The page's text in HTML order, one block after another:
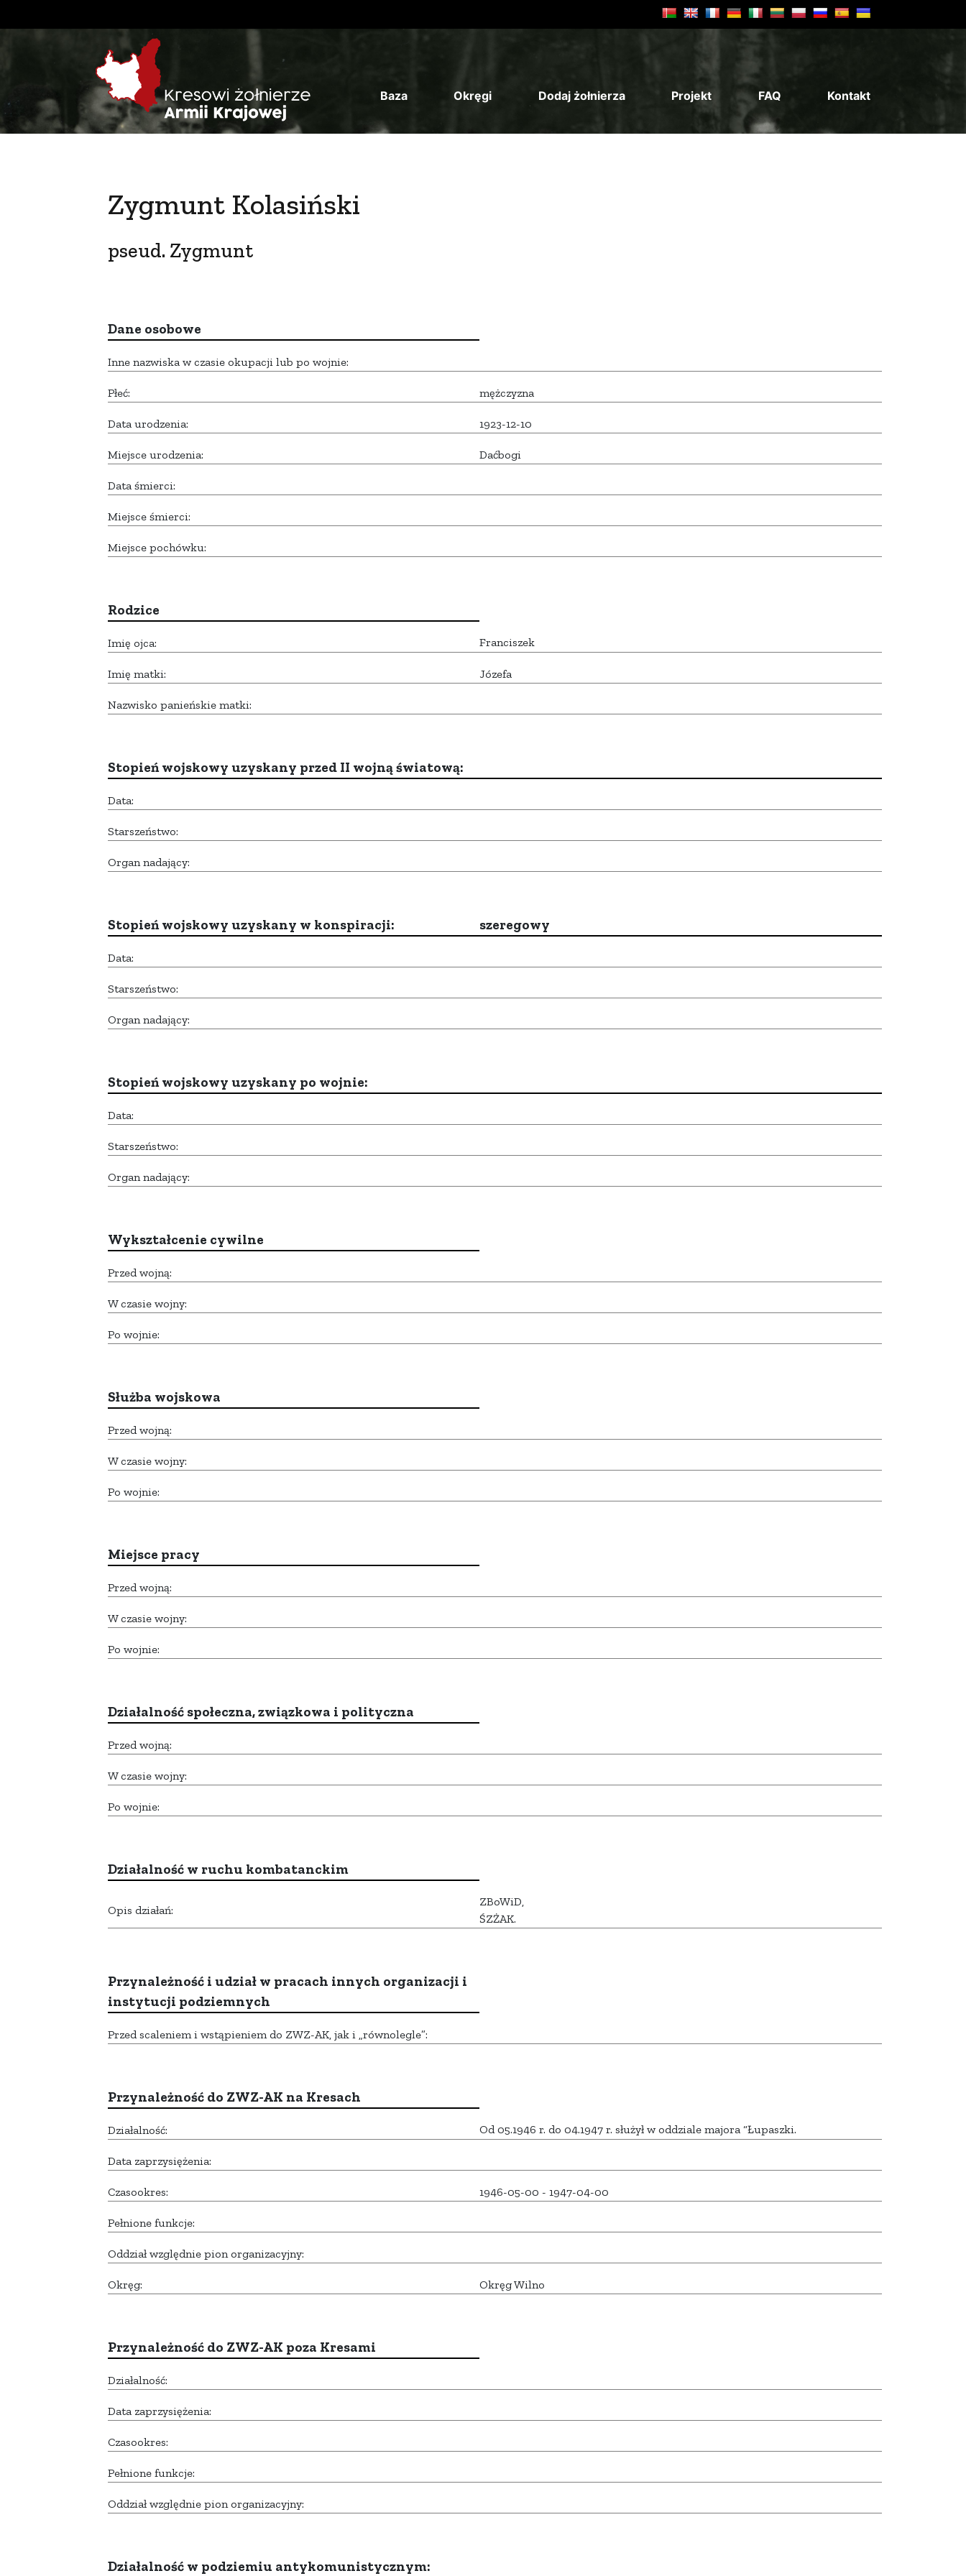
Baza Okręgi Dodaj żołnierza Projekt FAQ Kontakt
Zygmunt Kolasiński
pseud. Zygmunt
Dane osobowe
Inne nazwiska w czasie okupacji lub po wojnie:
Płeć: mężczyzna
Data urodzenia: 1923-12-10
Miejsce urodzenia: Daćbogi
Data śmierci:
Miejsce śmierci:
Miejsce pochówku:
Rodzice
Imię ojca: Franciszek
Imię matki: Józefa
Nazwisko panieńskie matki:
Stopień wojskowy uzyskany przed II wojną światową:
Data:
Starszeństwo:
Organ nadający:
Stopień wojskowy uzyskany w konspiracji: szeregowy
Data:
Starszeństwo:
Organ nadający:
Stopień wojskowy uzyskany po wojnie:
Data:
Starszeństwo:
Organ nadający:
Wykształcenie cywilne
Przed wojną:
W czasie wojny:
Po wojnie:
Służba wojskowa
Przed wojną:
W czasie wojny:
Po wojnie:
Miejsce pracy
Przed wojną:
W czasie wojny:
Po wojnie:
Działalność społeczna, związkowa i polityczna
Przed wojną:
W czasie wojny:
Po wojnie:
Działalność w ruchu kombatanckim
Opis działań:
ZBoWiD,
ŚZŻAK.
Przynależność i udział w pracach innych organizacji i
instytucji podziemnych
Przed scaleniem i wstąpieniem do ZWZ-AK, jak i „równolegle”:
Przynależność do ZWZ-AK na Kresach
Działalność: Od 05.1946 r. do 04.1947 r. służył w oddziale majora “Łupaszki.
Data zaprzysiężenia:
Czasookres: 1946-05-00 - 1947-04-00
Pełnione funkcje:
Oddział względnie pion organizacyjny:
Okręg: Okręg Wilno
Przynależność do ZWZ-AK poza Kresami
Działalność:
Data zaprzysiężenia:
Czasookres:
Pełnione funkcje:
Oddział względnie pion organizacyjny:
Działalność w podziemiu antykomunistycznym: